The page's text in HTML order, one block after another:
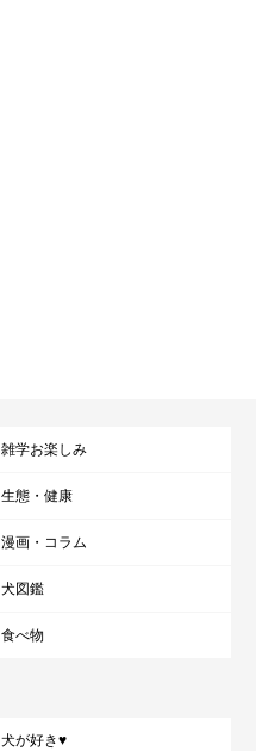
雑学お楽しみ
生態・健康
漫画・コラム
犬図鑑
食べ物
犬が好き♥